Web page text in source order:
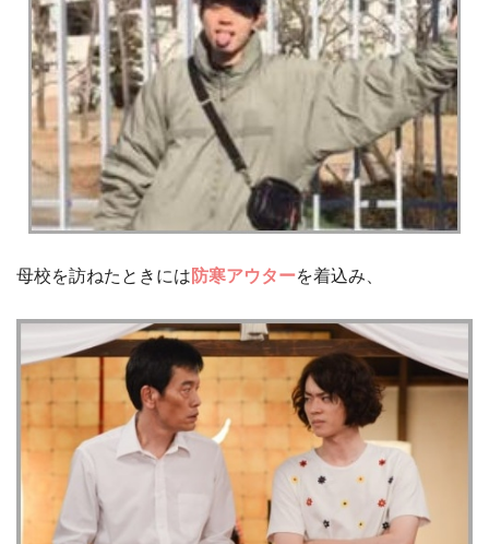
母校を訪ねたときには 防寒アウターを着込み、